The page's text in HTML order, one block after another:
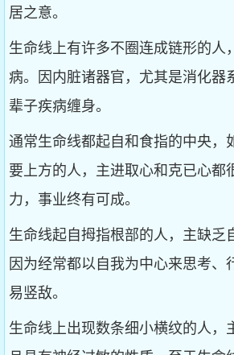
居之意。
生命线上有许多不圈连成链形的人
病。因内脏诸器官，尤其是消化器
辈子疾病缠身。
通常生命线都起自和食指的中央，
要上方的人，主进取心和克已心都
力，事业终有可成。
生命线起自拇指根部的人，主缺乏
因为经常都以自我为中心来思考、
易竖敌。
生命线上出现数条细小横纹的人，